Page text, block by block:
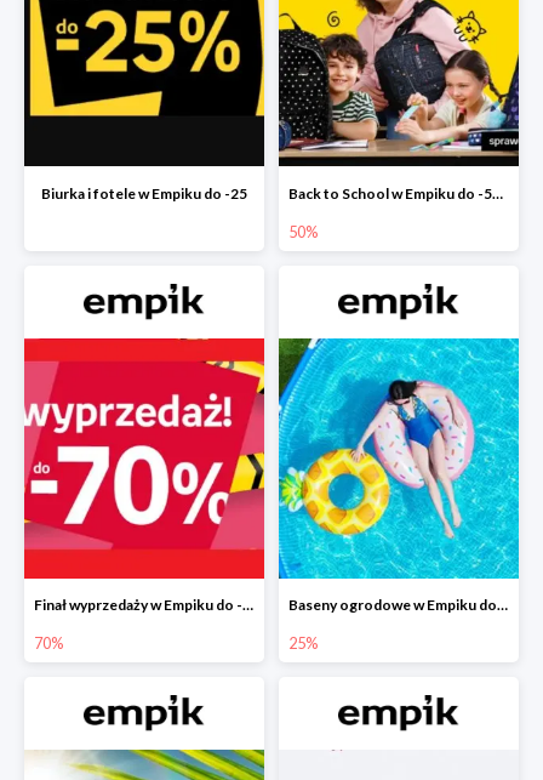
Biurka i fotele w Empiku do -25 Back to School w Empiku do -50%
50%
Finał wyprzedaży w Empiku do -70%
70%
Baseny ogrodowe w Empiku do -25%
25%